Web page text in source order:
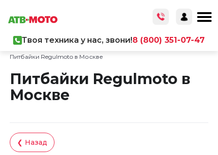
Твоя техника у нас, звони!8 (800) 351-07-47
Питбайки Regulmoto в Москве
Питбайки Regulmoto в
Москве
❮ Назад